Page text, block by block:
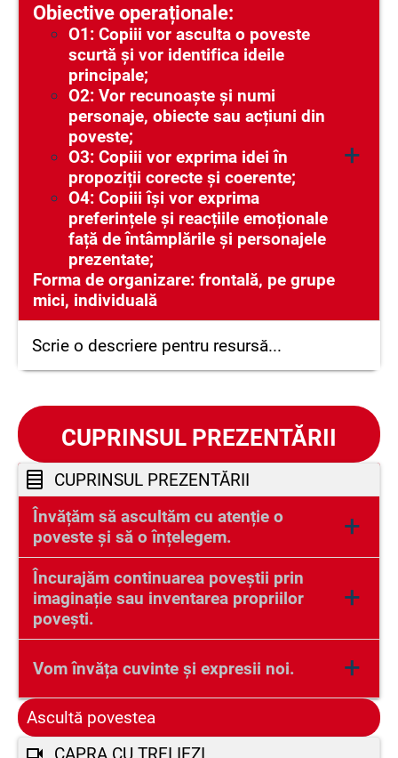
Obiective operaționale:
O1: Copiii vor asculta o poveste
scurtă și vor identifica ideile
principale;
O2: Vor recunoaște și numi
personaje, obiecte sau acțiuni din
poveste;
O3: Copiii vor exprima idei în
propoziții corecte și coerente;
O4: Copiii își vor exprima
preferințele și reacțiile emoționale
față de întâmplările și personajele
prezentate;
Forma de organizare: frontală, pe grupe
mici, individuală
+
Scrie un conținut...
Scrie o descriere pentru resursă...
CUPRINSUL PREZENTĂRII
CUPRINSUL PREZENTĂRII
Învățăm să ascultăm cu atenție o
poveste și să o înțelegem.
+
Încurajăm continuarea poveștii prin
imaginație sau inventarea propriilor
povești.
+
Vom învăța cuvinte și expresii noi. +
Ascultă povestea
CAPRA CU TREI IEZI